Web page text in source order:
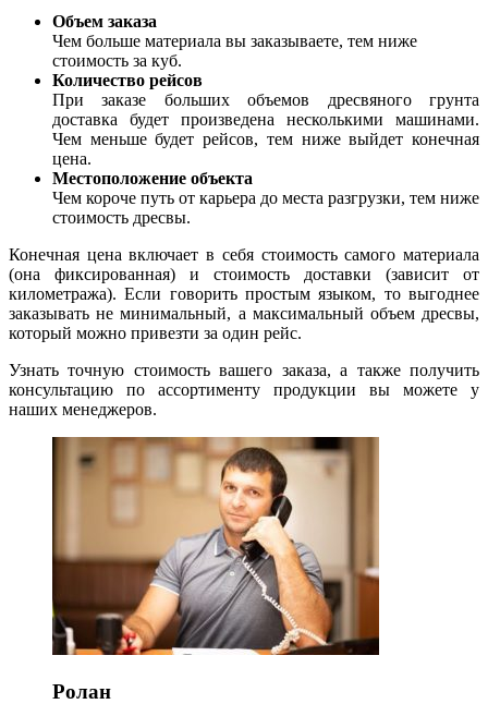
Объем заказа
Чем больше материала вы заказываете, тем ниже
стоимость за куб.
Количество рейсов
При заказе больших объемов дресвяного грунта
доставка будет произведена несколькими машинами.
Чем меньше будет рейсов, тем ниже выйдет конечная
цена.
Местоположение объекта
Чем короче путь от карьера до места разгрузки, тем ниже
стоимость дресвы.
Конечная цена включает в себя стоимость самого материала
(она фиксированная) и стоимость доставки (зависит от
километража). Если говорить простым языком, то выгоднее
заказывать не минимальный, а максимальный объем дресвы,
который можно привезти за один рейс.
Узнать точную стоимость вашего заказа, а также получить
консультацию по ассортименту продукции вы можете у
наших менеджеров.
Ролан